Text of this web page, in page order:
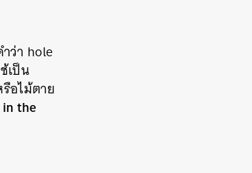
ว่า hole
เป็น
อไม้ตาย
in the